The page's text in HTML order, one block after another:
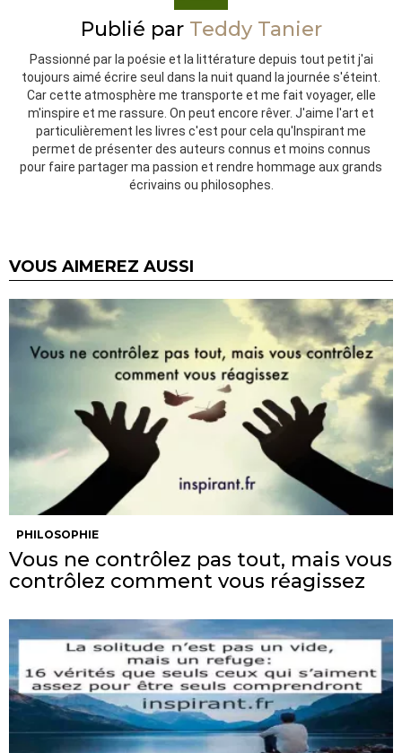
Publié par Teddy Tanier
Passionné par la poésie et la littérature depuis tout petit j'ai
toujours aimé écrire seul dans la nuit quand la journée s'éteint.
Car cette atmosphère me transporte et me fait voyager, elle
m'inspire et me rassure. On peut encore rêver. J'aime l'art et
particulièrement les livres c'est pour cela qu'Inspirant me
permet de présenter des auteurs connus et moins connus
pour faire partager ma passion et rendre hommage aux grands
écrivains ou philosophes.
VOUS AIMEREZ AUSSI
PHILOSOPHIE
Vous ne contrôlez pas tout, mais vous
contrôlez comment vous réagissez